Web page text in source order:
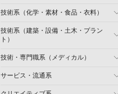
技術系（化学・素材・食品・衣料）
技術系（建築・設備・土木・プラン
ト）
技術・専門職系（メディカル）
サービス・流通系